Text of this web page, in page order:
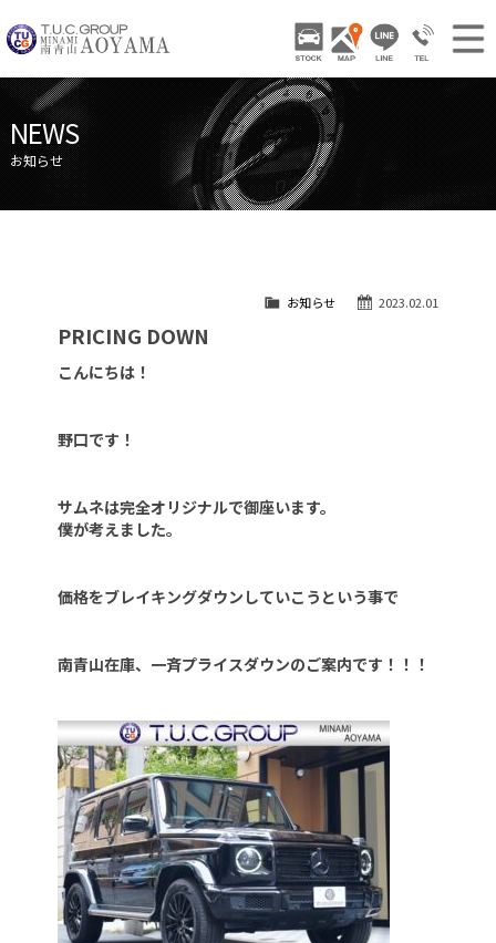
TUCグループ 南青山
STOCK ACCESS LINE 03-
NEWS INFO / ニュース
STOCK CAR LIST / 在庫車両情報
GALLERY / 販売車両ギャラリー
TRADE IN / 買取査定
NEWS
お知らせ
2023.02.01
お知らせ
PRICING DOWN
こんにちは！
野口です！
サムネは完全オリジナルで御座います。
僕が考えました。
価格をブレイキングダウンしていこうという事で
南青山在庫、一斉プライスダウンのご案内です！！！